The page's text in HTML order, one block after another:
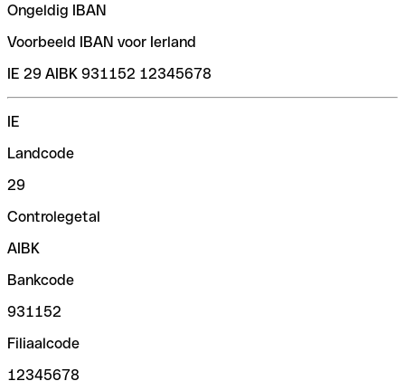
Ongeldig IBAN
Voorbeeld IBAN voor Ierland
IE 29 AIBK 931152 12345678
IE
Landcode
29
Controlegetal
AIBK
Bankcode
931152
Filiaalcode
12345678